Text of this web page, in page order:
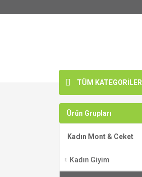
TÜM KATEGORİLER
Ürün Grupları
Kadın Mont & Ceket
Kadın Giyim